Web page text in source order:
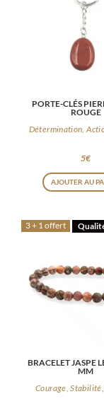
PORTE-CLÉS
ROUGE
Détermination,
5€
AJOUTER AU
3 + 1 offert
BRACELET JASPE
MM
Courage,